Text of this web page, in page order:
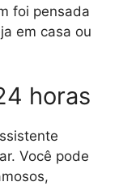
foi pensada
em casa ou
horas
Você pode